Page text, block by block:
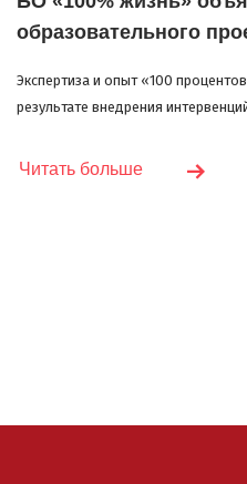
образовательного
Экспертиза и опыт «100
результате внедрения
Читать больше